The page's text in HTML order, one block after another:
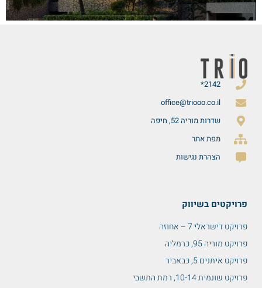
2142*
office@triooo.co.il
שדרות מוריה 52, חיפה
מפת אתר
הצהרת נגישות
פרויקטים בשיווק
פרויקט דישראלי 7 – אחוזה
פרויקט מוריה 95, כרמליה
פרויקט איתנים 5, כבאביר
פרויקט שונמית 10-14, רמת התשבי